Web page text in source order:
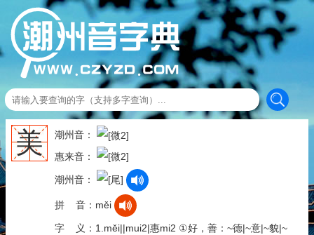
美 潮州音：
惠来音：
潮州音：
拼 音：měi
字 义：1.měi||mui2|惠mi2 ①好，善：~德|~意|~貌|~